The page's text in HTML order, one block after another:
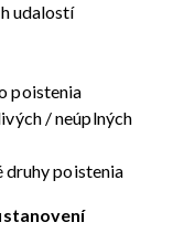
udalostí
poistenia
/ neúplných
druhy poistenia